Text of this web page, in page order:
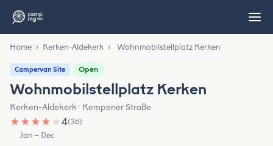
Home › Kerken-Aldekerk › Wohnmobilstellplatz Kerken
Campervan Site Open
Wohnmobilstellplatz Kerken
Kerken-Aldekerk · Kempener Straße
★ ★ ★ ★ ★4(36)
Jan – Dec